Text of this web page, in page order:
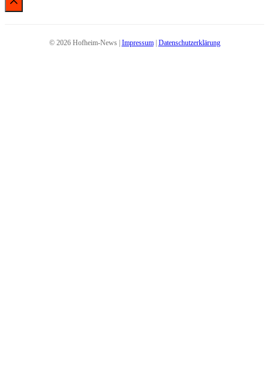
© 2026 Hofheim-News | Impressum| Datenschutzerklärung